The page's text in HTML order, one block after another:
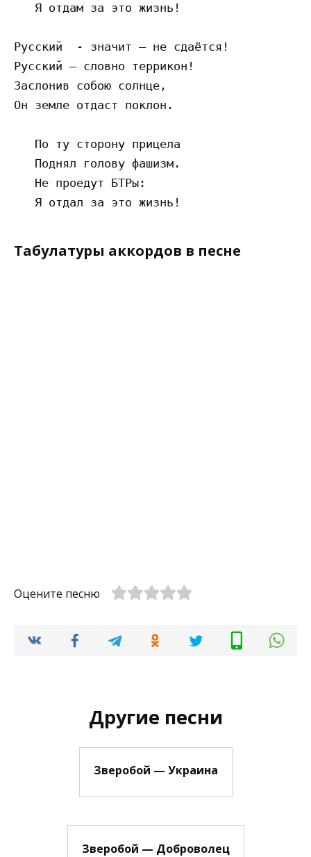
   Я отдам за это жизнь!
Русский  - значит – не сдаётся!
Русский – словно террикон!
Заслонив собою солнце,
Он земле отдаст поклон.
   По ту сторону прицела
   Поднял голову фашизм.
   Не проедут БТРы:
Табулатуры аккордов в песне
Оцените песню
Другие песни
Зверобой — Украина
Зверобой — Доброволец